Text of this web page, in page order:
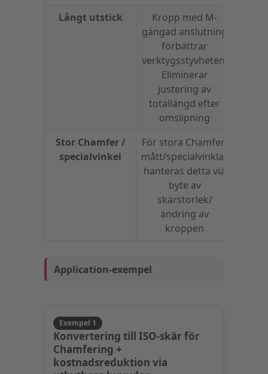
Långt utstick
Kropp med M-
gängad anslutning
förbättrar
verktygsstyvheten.
Eliminerar
justering av
totallängd efter
omslipning
Stor Chamfer /
specialvinkel
För stora Chamfer-
mått/specialvinklar
hanteras detta via
byte av
skärstorlek/
ändring av
kroppen
Application-exempel
Exempel 1
Konvertering till ISO-skär för
Chamfering +
kostnadsreduktion via